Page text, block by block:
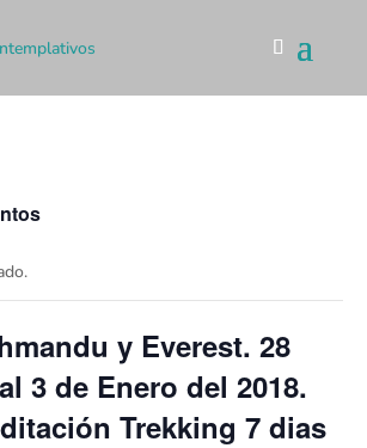
y Everest. 28
3 de Enero del 2018.
Trekking 7 dias